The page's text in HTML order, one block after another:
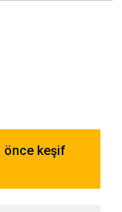
önce keşif